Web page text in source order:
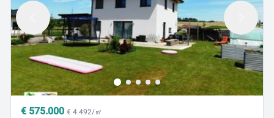
€ 575.000 € 4.492/㎡